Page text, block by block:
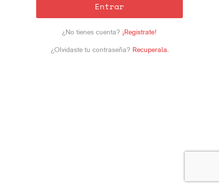
Entrar
¿No tienes cuenta? ¡Registrate!
¿Olvidaste tu contraseña? Recuperala.